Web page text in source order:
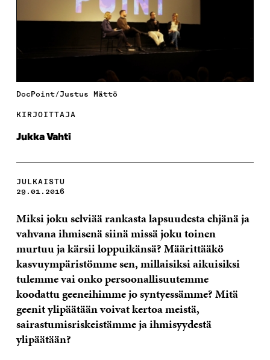
DocPoint/Justus Mättö
KIRJOITTAJA
Jukka Vahti
JULKAISTU
29.01.2016
Miksi joku selviää rankasta lapsuudesta ehjänä ja
vahvana ihmisenä siinä missä joku toinen
murtuu ja kärsii loppuikänsä? Määrittääkö
kasvuympäristömme sen, millaisiksi aikuisiksi
tulemme vai onko persoonallisuutemme
koodattu geeneihimme jo syntyessämme? Mitä
geenit ylipäätään voivat kertoa meistä,
sairastumisriskeistämme ja ihmisyydestä
ylipäätään?